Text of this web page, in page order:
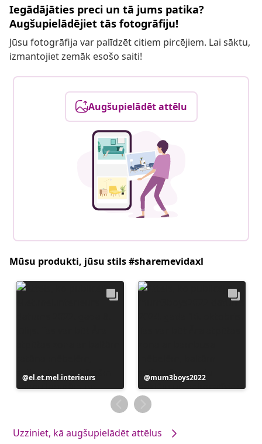
Iegādājāties preci un tā jums patika?
Augšupielādējiet tās fotogrāfiju!
Jūsu fotogrāfija var palīdzēt citiem pircējiem. Lai sāktu,
izmantojiet zemāk esošo saiti!
Augšupielādēt attēlu
Mūsu produkti, jūsu stils #sharemevidaxl
Ierakstu
publicējis
el.et.mel.interieurs
Ierakstu
publicējis
mum3boys2022
Uzziniet, kā augšupielādēt attēlus